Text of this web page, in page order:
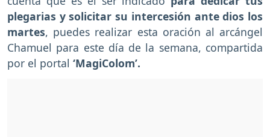
plegarias y solicitar su intercesión ante dios los
martes, puedes realizar esta oración al arcángel
Chamuel para este día de la semana, compartida
por el portal ‘MagiColom’.